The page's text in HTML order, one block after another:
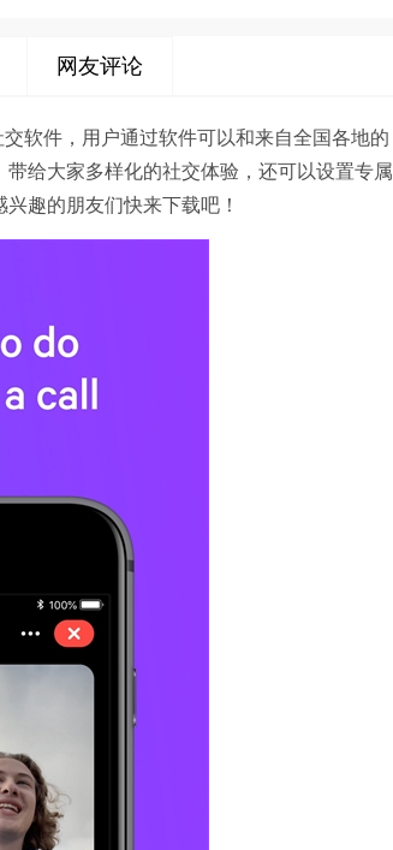
网友评论
软件，用户通过软件可以和来自全国各地的
给大家多样化的社交体验，还可以设置专属
趣的朋友们快来下载吧！